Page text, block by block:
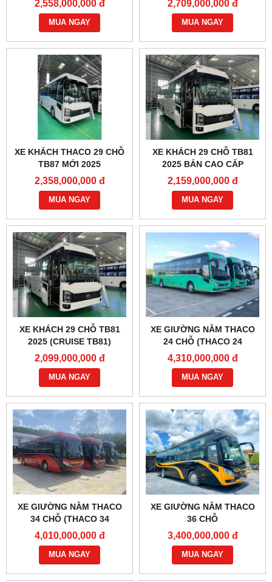
2,558,000,000 đ
MUA NGAY
2,709,000,000 đ
MUA NGAY
XE KHÁCH THACO 29 CHỖ
TB87 MỚI 2025
2,358,000,000 đ
MUA NGAY
XE KHÁCH 29 CHỖ TB81
2025 BẢN CAO CẤP
2,159,000,000 đ
MUA NGAY
XE KHÁCH 29 CHỖ TB81
2025 (CRUISE TB81)
2,099,000,000 đ
MUA NGAY
XE GIƯỜNG NẰM THACO
24 CHỖ (THACO 24
PHÒNG)
4,310,000,000 đ
MUA NGAY
XE GIƯỜNG NẰM THACO
34 CHỖ (THACO 34
PHÒNG)
4,010,000,000 đ
MUA NGAY
XE GIƯỜNG NẰM THACO
36 CHỖ
3,400,000,000 đ
MUA NGAY